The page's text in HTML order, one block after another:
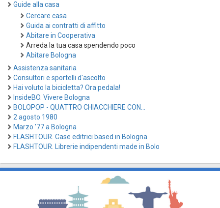
Guide alla casa
Cercare casa
Guida ai contratti di affitto
Abitare in Cooperativa
Arreda la tua casa spendendo poco
Abitare Bologna
Assistenza sanitaria
Consultori e sportelli d'ascolto
Hai voluto la bicicletta? Ora pedala!
InsideBO. Vivere Bologna
BOLOPOP - QUATTRO CHIACCHIERE CON...
2 agosto 1980
Marzo '77 a Bologna
FLASHTOUR. Case editrici based in Bologna
FLASHTOUR. Librerie indipendenti made in Bolo